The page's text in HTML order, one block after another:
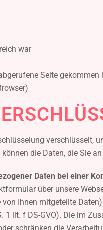
war
Seite gekommen
die Daten, die Sie
Daten bei einer
über unsere
Ihnen mitgeteilte
1 lit. f DS-GVO). Die im
schränken die